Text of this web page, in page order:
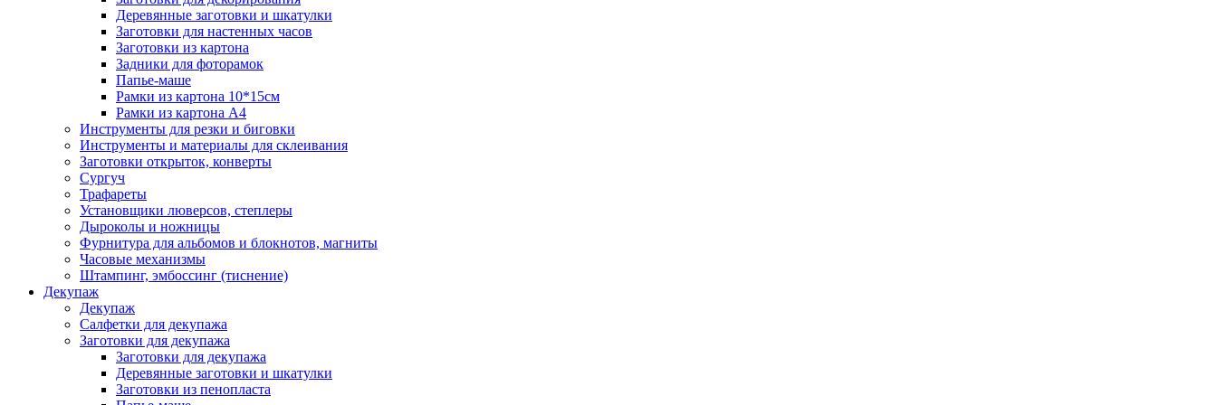
Деревянные заготовки и шкатулки
Заготовки для настенных часов
Заготовки из картона
Задники для фоторамок
Папье-маше
Рамки из картона 10*15см
Рамки из картона А4
Инструменты для резки и биговки
Инструменты и материалы для склеивания
Заготовки открыток, конверты
Сургуч
Трафареты
Установщики люверсов, степлеры
Дыроколы и ножницы
Фурнитура для альбомов и блокнотов, магниты
Часовые механизмы
Штампинг, эмбоссинг (тиснение)
Декупаж
Декупаж
Салфетки для декупажа
Заготовки для декупажа
Заготовки для декупажа
Деревянные заготовки и шкатулки
Заготовки из пенопласта